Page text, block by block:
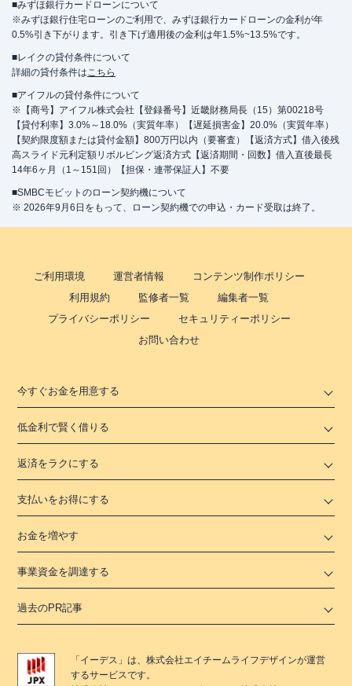
■みずほ銀行カードローンについて
※みずほ銀行住宅ローンのご利用で、みずほ銀行カードローンの金利が年
0.5%引き下がります。引き下げ適用後の金利は年1.5%~13.5%です。
■レイクの貸付条件について
詳細の貸付条件はこちら
■アイフルの貸付条件について
※【商号】アイフル株式会社【登録番号】近畿財務局長（15）第00218号
【貸付利率】3.0%～18.0%（実質年率）【遅延損害金】20.0%（実質年率）
【契約限度額または貸付金額】800万円以内（要審査）【返済方式】借入後残
高スライド元利定額リボルビング返済方式【返済期間・回数】借入直後最長
14年6ヶ月（1～151回）【担保・連帯保証人】不要
■SMBCモビットのローン契約機について
※ 2026年9月6日をもって、ローン契約機での申込・カード受取は終了。
ご利用環境 運営者情報
コンテンツ制作ポリシー
利用規約
監修者一覧
編集者一覧
プライバシーポリシー
セキュリティーポリシー
お問い合わせ
今すぐお金を用意する
低金利で賢く借りる
返済をラクにする
支払いをお得にする
お金を増やす
事業資金を調達する
過去のPR記事
「 イーデス 」は、株式会社エイチームライフデザインが運営
するサービスです。